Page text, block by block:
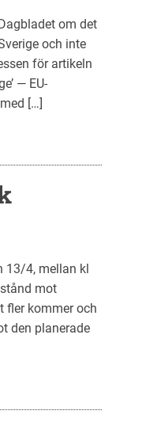
om det
och inte
för artikeln
— EU-
[…]
13/4, mellan kl
mot
fler kommer och
den planerade